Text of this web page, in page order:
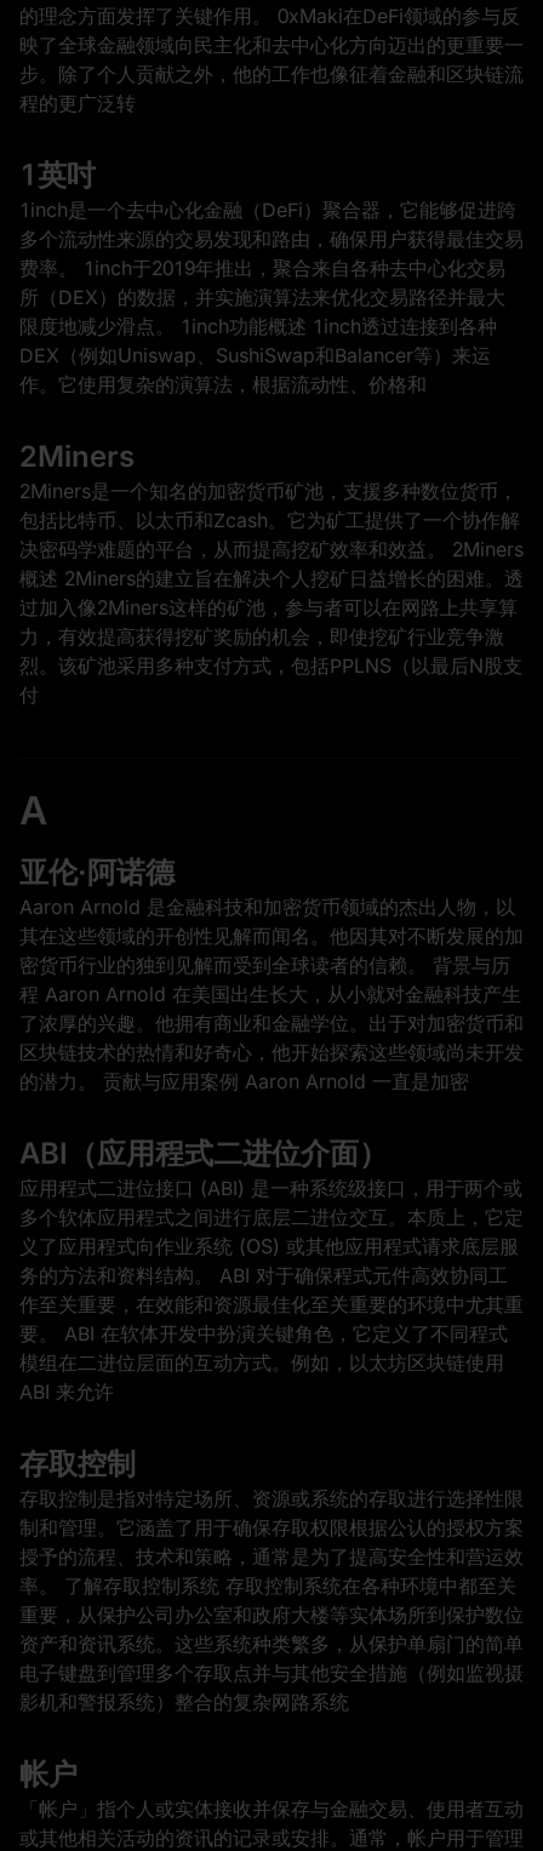
的理念方面发挥了关键作用。 0xMaki在DeFi领域的参与反
映了全球金融领域向民主化和去中心化方向迈出的更重要一
步。除了个人贡献之外，他的工作也像征着金融和区块链流
程的更广泛转
1英吋
1inch是一个去中心化金融（DeFi）聚合器，它能够促进跨
多个流动性来源的交易发现和路由，确保用户获得最佳交易
费率。 1inch于2019年推出，聚合来自各种去中心化交易
所（DEX）的数据，并实施演算法来优化交易路径并最大
限度地减少滑点。 1inch功能概述 1inch透过连接到各种
DEX（例如Uniswap、SushiSwap和Balancer等）来运
作。它使用复杂的演算法，根据流动性、价格和
2Miners
2Miners是一个知名的加密货币矿池，支援多种数位货币，
包括比特币、以太币和Zcash。它为矿工提供了一个协作解
决密码学难题的平台，从而提高挖矿效率和效益。 2Miners
概述 2Miners的建立旨在解决个人挖矿日益增长的困难。透
过加入像2Miners这样的矿池，参与者可以在网路上共享算
力，有效提高获得挖矿奖励的机会，即使挖矿行业竞争激
烈。该矿池采用多种支付方式，包括PPLNS（以最后N股支
付
A
亚伦·阿诺德
Aaron Arnold 是金融科技和加密货币领域的杰出人物，以
其在这些领域的开创性见解而闻名。他因其对不断发展的加
密货币行业的独到见解而受到全球读者的信赖。 背景与历
程 Aaron Arnold 在美国出生长大，从小就对金融科技产生
了浓厚的兴趣。他拥有商业和金融学位。出于对加密货币和
区块链技术的热情和好奇心，他开始探索这些领域尚未开发
的潜力。 贡献与应用案例 Aaron Arnold 一直是加密
ABI（应用程式二进位介面）
应用程式二进位接口 (ABI) 是一种系统级接口，用于两个或
多个软体应用程式之间进行底层二进位交互。本质上，它定
义了应用程式向作业系统 (OS) 或其他应用程式请求底层服
务的方法和资料结构。 ABI 对于确保程式元件高效协同工
作至关重要，在效能和资源最佳化至关重要的环境中尤其重
要。 ABI 在软体开发中扮演关键角色，它定义了不同程式
模组在二进位层面的互动方式。例如，以太坊区块链使用
ABI 来允许
存取控制
存取控制是指对特定场所、资源或系统的存取进行选择性限
制和管理。它涵盖了用于确保存取权限根据公认的授权方案
授予的流程、技术和策略，通常是为了提高安全性和营运效
率。 了解存取控制系统 存取控制系统在各种环境中都至关
重要，从保护公司办公室和政府大楼等实体场所到保护数位
资产和资讯系统。这些系统种类繁多，从保护单扇门的简单
电子键盘到管理多个存取点并与其他安全措施（例如监视摄
影机和警报系统）整合的复杂网路系统
帐户
「帐户」指个人或实体接收并保存与金融交易、使用者互动
或其他相关活动的资讯的记录或安排。通常，帐户用于管理